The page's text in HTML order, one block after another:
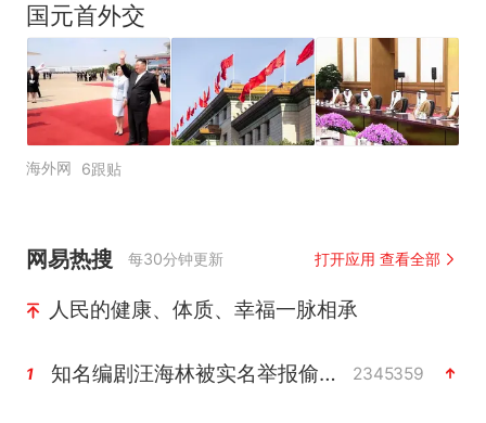
国元首外交
海外网 6跟贴
网易热搜 每30分钟更新 打开应用 查看全部
人民的健康、体质、幸福一脉相承
1 知名编剧汪海林被实名举报偷税漏税 2345359